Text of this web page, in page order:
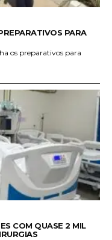
PARA
os preparativos para
COM QUASE 2 MIL